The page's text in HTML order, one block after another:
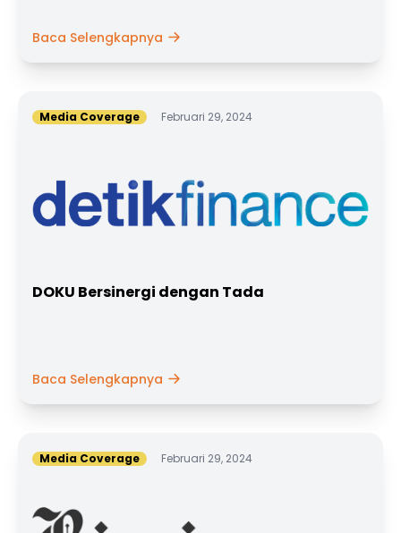
Baca Selengkapnya
Media Coverage Februari 29, 2024
DOKU Bersinergi dengan Tada
Baca Selengkapnya
Media Coverage Februari 29, 2024